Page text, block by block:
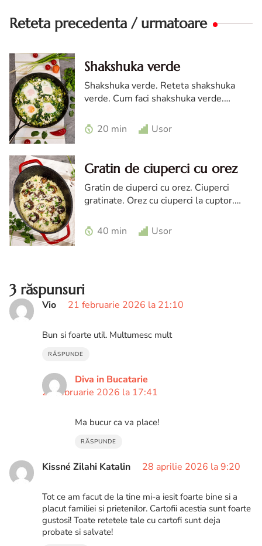
Reteta precedenta / urmatoare
Shakshuka verde
Shakshuka verde. Reteta shakshuka
verde. Cum faci shakshuka verde.
in tigaie
20 min Usor
Gratin de ciuperci cu orez
Gratin de ciuperci cu orez. Ciuperci
gratinate. Orez cu ciuperci la cuptor.
40 min
Usor
3 răspunsuri
Vio 21 februarie 2026 la 21:10
Bun si foarte util. Multumesc mult
RĂSPUNDE
Diva in Bucatarie
27 februarie 2026 la 17:41
Ma bucur ca va place!
RĂSPUNDE
Kissné Zilahi Katalin 28 aprilie 2026 la 9:20
Tot ce am facut de la tine mi-a iesit foarte bine si a
placut familiei si prietenilor. Cartofii acestia sunt foarte
gustosi! Toate retetele tale cu cartofi sunt deja
probate si salvate!